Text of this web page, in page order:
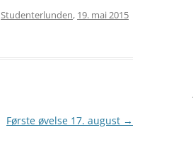
Studenterlunden, 19. mai 2015
Første øvelse 17. august →